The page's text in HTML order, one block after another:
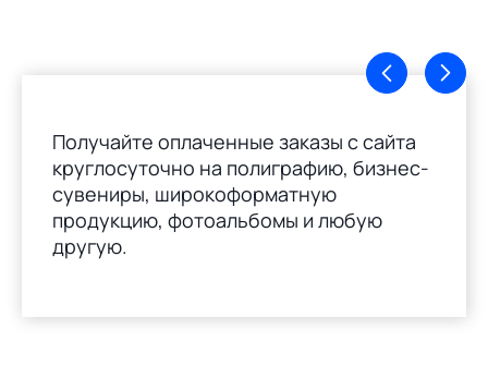
Получайте оплаченные заказы с сайта
круглосуточно на полиграфию, бизнес-
сувениры, широкоформатную
продукцию, фотоальбомы и любую
другую.